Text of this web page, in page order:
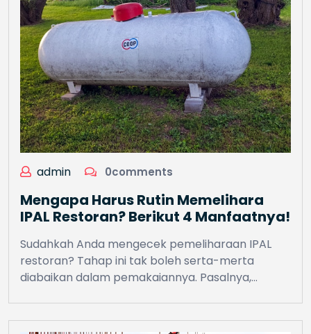
admin 0comments
Mengapa Harus Rutin Memelihara
IPAL Restoran? Berikut 4 Manfaatnya!
Sudahkah Anda mengecek pemeliharaan IPAL
restoran? Tahap ini tak boleh serta-merta
diabaikan dalam pemakaiannya. Pasalnya,…